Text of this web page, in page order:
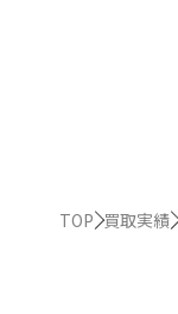
TOP 買取実績